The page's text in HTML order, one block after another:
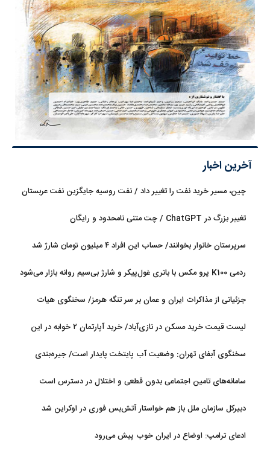
آخرین اخبار
چین، مسیر خرید نفت را تغییر داد / نفت روسیه جایگزین نفت عربستان
تغییر بزرگ در ChatGPT / چت متنی نامحدود و رایگان
سرپرستان خانوار بخوانند/ حساب این افراد ۴ میلیون تومان شارژ شد
ردمی K100 پرو مکس با باتری غول‌پیکر و شارژ بی‌سیم روانه بازار می‌شود
جزئیاتی از مذاکرات ایران و عمان بر سر تنگه هرمز/ سخنگوی هیات
لیست قیمت خرید مسکن در نازی‌آباد/ خرید آپارتمان ۲ خوابه در این
سخنگوی آبفای تهران: وضعیت آب پایتخت پایدار است/ جیره‌بندی
سامانه‌های تامین اجتماعی بدون قطعی و اختلال در دسترس است
دبیرکل سازمان ملل باز هم خواستار آتش‌بس فوری در اوکراین شد
ادعای ترامپ: اوضاع در ایران خوب پیش می‌رود